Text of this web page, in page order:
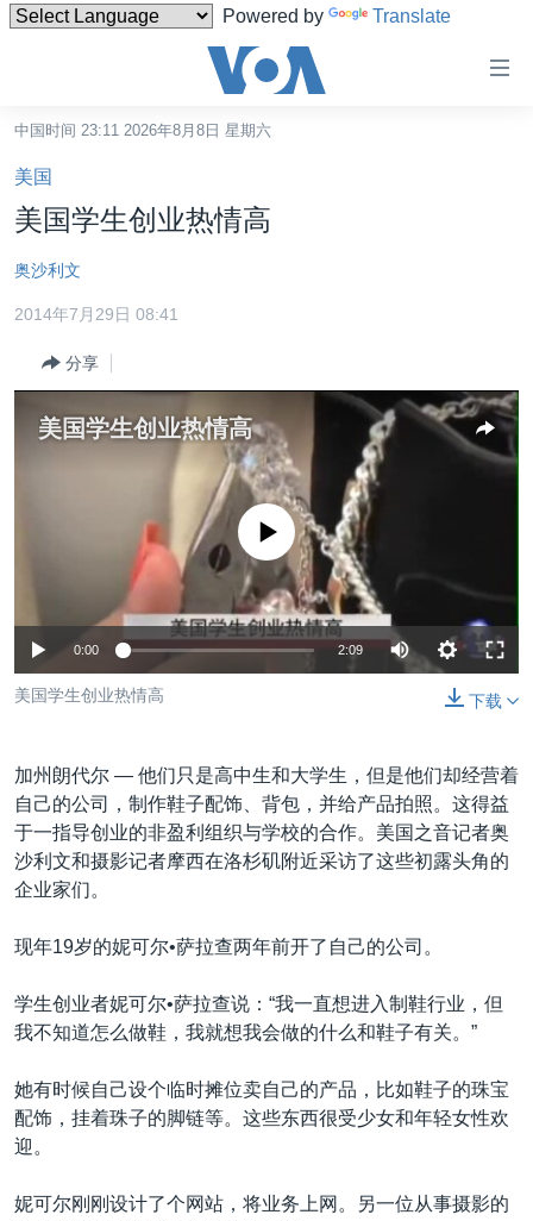
Powered by Translate
碍
链
接
跳
转
内
台湾
港澳
国际
最新国际新闻
美洲
全球议题
分类新闻
科教·文娱·体健
劳工
环境
美中关系
美国建国250周年
重要讲话与声明
台海两岸关系
南中国海争端
GEN Z 看美国
VOA今日焦点
中文广播
关注我们
其他语言网站
中国时间 23:11 2026年8月8日 星期六
美国
美国学生创业热情高
奥沙利文
2014年7月29日 08:41
分享
美国学生创业热情高
没有媒体可用资源
0:00 2:09
下载
美国学生创业热情高
加州朗代尔 — 他们只是高中生和大学生，但是他们却经营着
自己的公司，制作鞋子配饰、背包，并给产品拍照。这得益
于一指导创业的非盈利组织与学校的合作。美国之音记者奥
沙利文和摄影记者摩西在洛杉矶附近采访了这些初露头角的
企业家们。
现年19岁的妮可尔•萨拉查两年前开了自己的公司。
学生创业者妮可尔•萨拉查说：“我一直想进入制鞋行业，但
我不知道怎么做鞋，我就想我会做的什么和鞋子有关。”
她有时候自己设个临时摊位卖自己的产品，比如鞋子的珠宝
配饰，挂着珠子的脚链等。这些东西很受少女和年轻女性欢
迎。
妮可尔刚刚设计了个网站，将业务上网。另一位从事摄影的